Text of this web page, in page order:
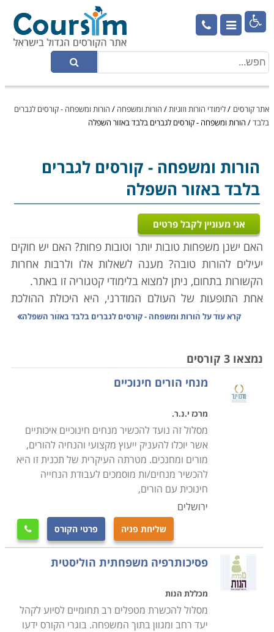

אתר קורסים /לימודי הורות וזוגיות/ הורות ומשפחה / הורות ומשפחה - קורסים לגברים
בלבד/ הורות ומשפחה - קורסים לגברים בלבד באזור השפלה
הורות ומשפחה - קורסים לגברים
בלבד באזור השפלה
אני מעוניין לקבל פרטים
האם ישנן משפחות טובות יותר וטובות פחות? האם יש חוקים
יעילים להורות טובה? מענה לשאלות אלו ולרבות אחרות
הקשורות בתחום, ניתן למצוא בלימודי קטגוריה זו באתר.
אחת התופעות של העולם המודרני, היא היכולת ההולכת
וגוברת שלנו להניח בצד את קשיי היום יום ולהפנות את
חווים אותו כיום, איש, פרט להוגי דעות בודדים, לא העסיק
עצמו בשאלות של מהי הורות ומשפחה טובה. של מהי
משפחה למופת וכיצד אם בכלל יש לחנך למודל מסוים.
לידתה של מדינת הלאום ושל מדינת הרווחה, יצרה תחום
שירותים נפרד אשר מספקת המדינה לאזרחיה – תחומי
השירות הסוציאלי. תחומים של ליווי וטיפול בנושאים
חברתיים שונים לאוכלוסיות נזקקות שונות. בשנים האחרונות
לעומת זאת, נדמה שאנו נמצאים בתהליך של צמצום
ויחד איתה הולכים ומצטמצמים שירותים שונים שהמדינה
מספקת לאזרחיה כחלק מתפקידיה כמדינת רווחה. ייתכן כי
דווקא תהליכים אלו, הם שהביאו בשנים האחרונות לפריחת
העיסוק של ארגונים פרטיים ושל מוסדות לימוד שונים
בהכשרת הורים.
קרא עוד על הורות ומשפחה - קורסים לגברים בלבד באזור השפלה
נמצאו 3 קורסים
מנחי הורים חינוכיים
מרכז י.נ.ר.
מסלול זה נועד להכשיר מנחים חינוכיים איכותיים
אשר יוכלו להעניק ייעוץ מקצועי והנחיה להורים,
מורים ומחנכים. מטרתה העיקרית של תכנית זו היא
להכשיר מנחים/ות מוסמכים לעבודת הנחייה
חינוכית עם הורים,
ירושלים
שליחת פניה פרטי הקורס 
פסיכותרפיה משפחתית הוליסטית
מכללת הנות
מסלול להכשרת מטפלים רב תחומיים לסיוע לקהל
יעד רחב ומגוון בתוך המשפחה. בוגרי הקורס ידעו